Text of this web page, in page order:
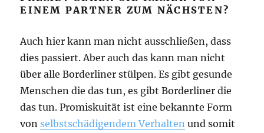
EINEM PARTNER ZUM NÄCHSTEN?
Auch hier kann man nicht ausschließen, dass
dies passiert. Aber auch das kann man nicht
über alle Borderliner stülpen. Es gibt gesunde
Menschen die das tun, es gibt Borderliner die
das tun. Promiskuität ist eine bekannte Form
von selbstschädigendem Verhalten und somit